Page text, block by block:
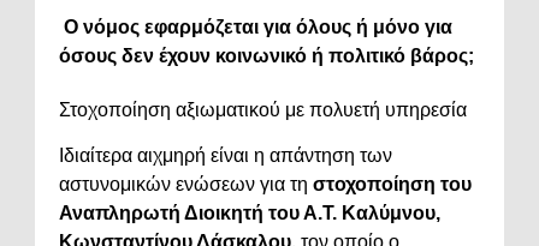
Ο νόμος εφαρμόζεται για όλους ή μόνο για
όσους δεν έχουν κοινωνικό ή πολιτικό βάρος;
Στοχοποίηση αξιωματικού με πολυετή υπηρεσία
Ιδιαίτερα αιχμηρή είναι η απάντηση των
αστυνομικών ενώσεων για τη στοχοποίηση του
Αναπληρωτή Διοικητή του Α.Τ. Καλύμνου,
Κωνσταντίνου Δάσκαλου, τον οποίο ο